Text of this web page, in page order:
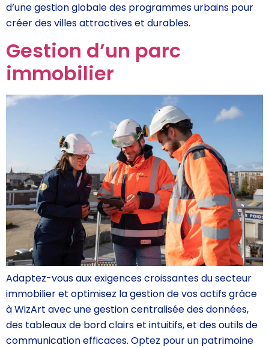
d’une gestion globale des programmes urbains pour
créer des villes attractives et durables.
Gestion d’un parc
immobilier
Adaptez-vous aux exigences croissantes du secteur
immobilier et optimisez la gestion de vos actifs grâce
à WizArt avec une gestion centralisée des données,
des tableaux de bord clairs et intuitifs, et des outils de
communication efficaces. Optez pour un patrimoine